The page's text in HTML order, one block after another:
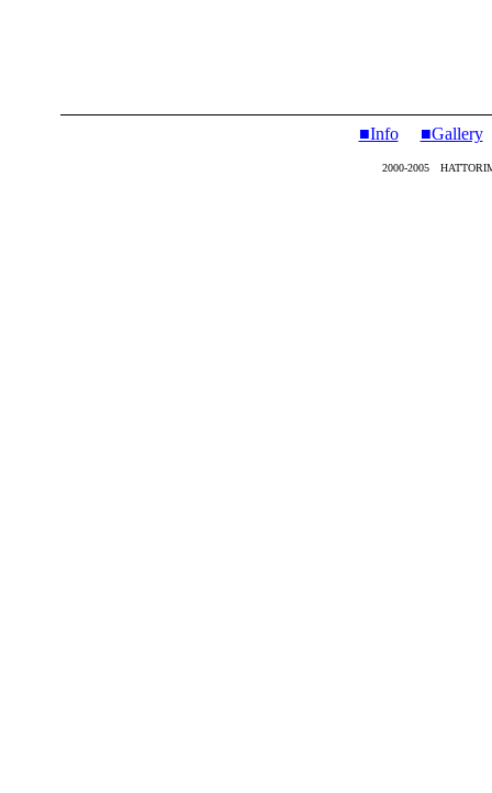
■Info ■Gallery
2000-2005